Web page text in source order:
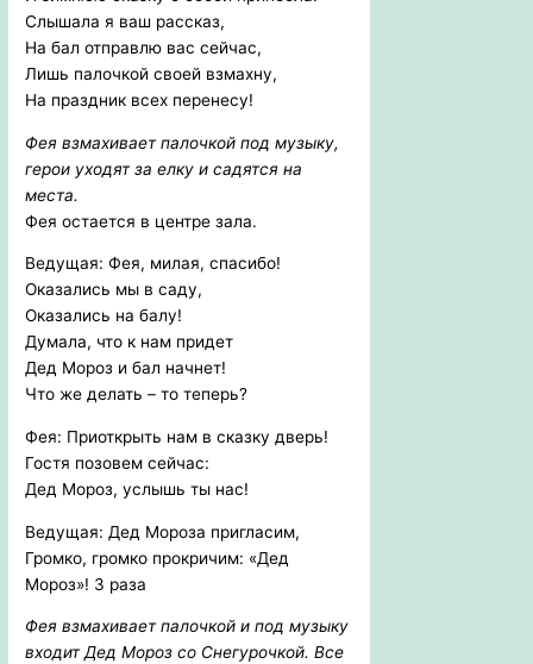
Слышала я ваш рассказ,
На бал отправлю вас сейчас,
Лишь палочкой своей взмахну,
На праздник всех перенесу!
Фея взмахивает палочкой под музыку,
герои уходят за елку и садятся на
места.
Фея остается в центре зала.
Ведущая: Фея, милая, спасибо!
Оказались мы в саду,
Оказались на балу!
Думала, что к нам придет
Дед Мороз и бал начнет!
Что же делать – то теперь?
Фея: Приоткрыть нам в сказку дверь!
Гостя позовем сейчас:
Дед Мороз, услышь ты нас!
Ведущая: Дед Мороза пригласим,
Громко, громко прокричим: «Дед
Мороз»! 3 раза
Фея взмахивает палочкой и под музыку
входит Дед Мороз со Снегурочкой. Все